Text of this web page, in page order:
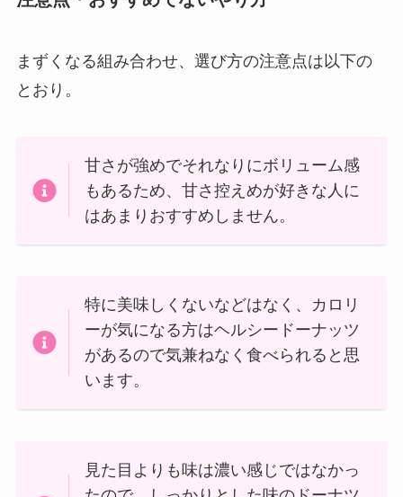
まずくなる組み合わせ、選び方の注意点は以下の
とおり。
甘さが強めでそれなりにボリューム感
もあるため、甘さ控えめが好きな人に
はあまりおすすめしません。
特に美味しくないなどはなく、カロリ
ーが気になる方はヘルシードーナッツ
があるので気兼ねなく食べられると思
います。
見た目よりも味は濃い感じではなかっ